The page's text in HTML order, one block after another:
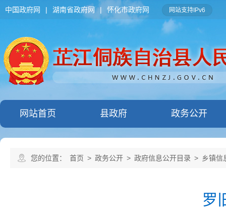
中国政府网 | 湖南省政府网 | 怀化市政府网 网站支持IPv6
网站首页 县政府 政务公开
您的位置： 首页 > 政务公开 > 政府信息公开目录 > 乡镇信
罗